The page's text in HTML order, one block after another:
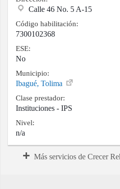
Buscar
Calle 46 No. 5 A-15
Código habilitación:
7300102368
ESE:
No
Municipio:
Ibagué, Tolima
Clase prestador:
Instituciones - IPS
Nivel:
n/a
Más servicios de Crecer